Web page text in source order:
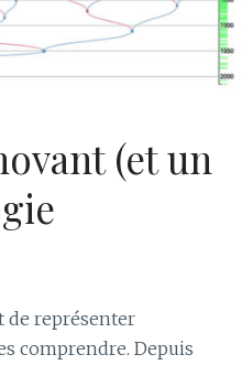
(et un
de représenter
comprendre. Depuis